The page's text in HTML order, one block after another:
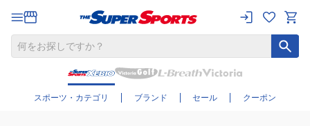
スポーツ・カテゴリ ブランド セール クーポン
さらに絞り込む